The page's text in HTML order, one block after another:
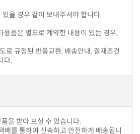
을 경우 같이 보내주셔야 합니다.
다.
을 받아 보실 수 있습니다.